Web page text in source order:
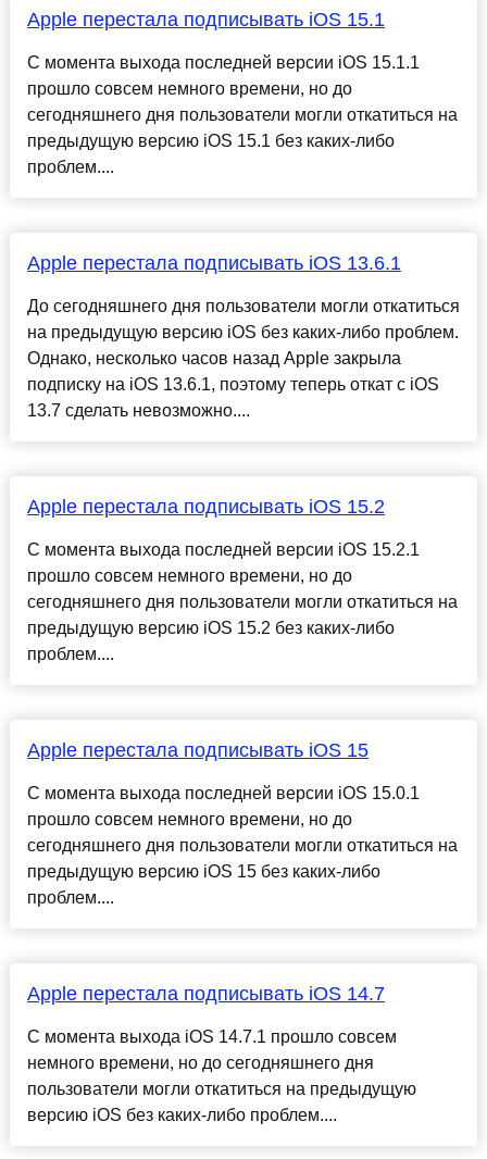
Apple перестала подписывать iOS 15.1
С момента выхода последней версии iOS 15.1.1
прошло совсем немного времени, но до
сегодняшнего дня пользователи могли откатиться на
предыдущую версию iOS 15.1 без каких-либо
проблем....
Apple перестала подписывать iOS 13.6.1
До сегодняшнего дня пользователи могли откатиться
на предыдущую версию iOS без каких-либо проблем.
Однако, несколько часов назад Apple закрыла
подписку на iOS 13.6.1, поэтому теперь откат с iOS
13.7 сделать невозможно....
Apple перестала подписывать iOS 15.2
С момента выхода последней версии iOS 15.2.1
прошло совсем немного времени, но до
сегодняшнего дня пользователи могли откатиться на
предыдущую версию iOS 15.2 без каких-либо
проблем....
Apple перестала подписывать iOS 15
С момента выхода последней версии iOS 15.0.1
прошло совсем немного времени, но до
сегодняшнего дня пользователи могли откатиться на
предыдущую версию iOS 15 без каких-либо
проблем....
Apple перестала подписывать iOS 14.7
С момента выхода iOS 14.7.1 прошло совсем
немного времени, но до сегодняшнего дня
пользователи могли откатиться на предыдущую
версию iOS без каких-либо проблем....